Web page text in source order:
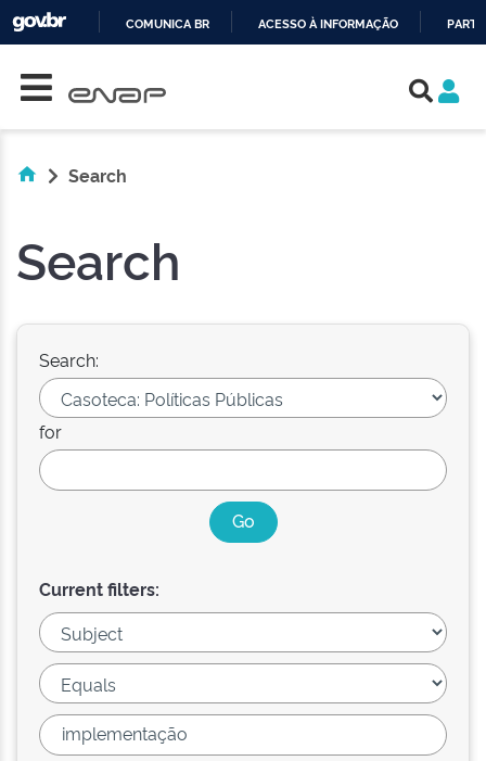
COMUNICA BR ACESSO À INFORMAÇÃO
Search
Search
Search:
for
Current filters: